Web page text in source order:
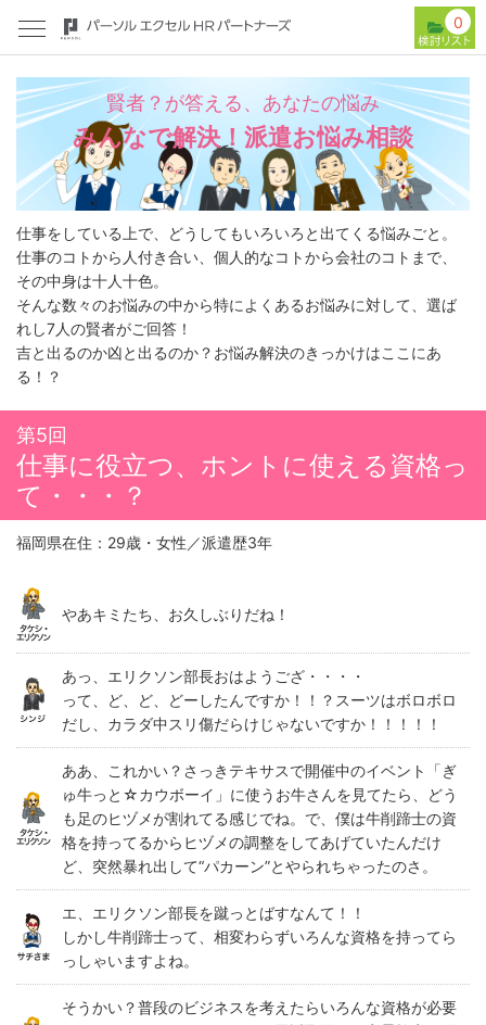
0
賢者？が答える、あなたの悩み
みんなで解決！派遣お悩み相談
仕事をしている上で、どうしてもいろいろと出てくる悩みごと。
仕事のコトから人付き合い、個人的なコトから会社のコトまで、
その中身は十人十色。
そんな数々のお悩みの中から特によくあるお悩みに対して、選ば
れし7人の賢者がご回答！
吉と出るのか凶と出るのか？お悩み解決のきっかけはここにあ
る！？
第5回
仕事に役立つ、ホントに使える資格っ
て・・・？
福岡県在住：29歳・女性／派遣歴3年
やあキミたち、お久しぶりだね！
あっ、エリクソン部長おはようござ・・・・
って、ど、ど、どーしたんですか！！？スーツはボロボロ
だし、カラダ中スリ傷だらけじゃないですか！！！！！
ああ、これかい？さっきテキサスで開催中のイベント「ぎ
ゅ牛っと☆カウボーイ」に使うお牛さんを見てたら、どう
も足のヒヅメが割れてる感じでね。で、僕は牛削蹄士の資
格を持ってるからヒヅメの調整をしてあげていたんだけ
ど、突然暴れ出して“パカーン”とやられちゃったのさ。
エ、エリクソン部長を蹴っとばすなんて！！
しかし牛削蹄士って、相変わらずいろんな資格を持ってら
っしゃいますよね。
そうかい？普段のビジネスを考えたらいろんな資格が必要